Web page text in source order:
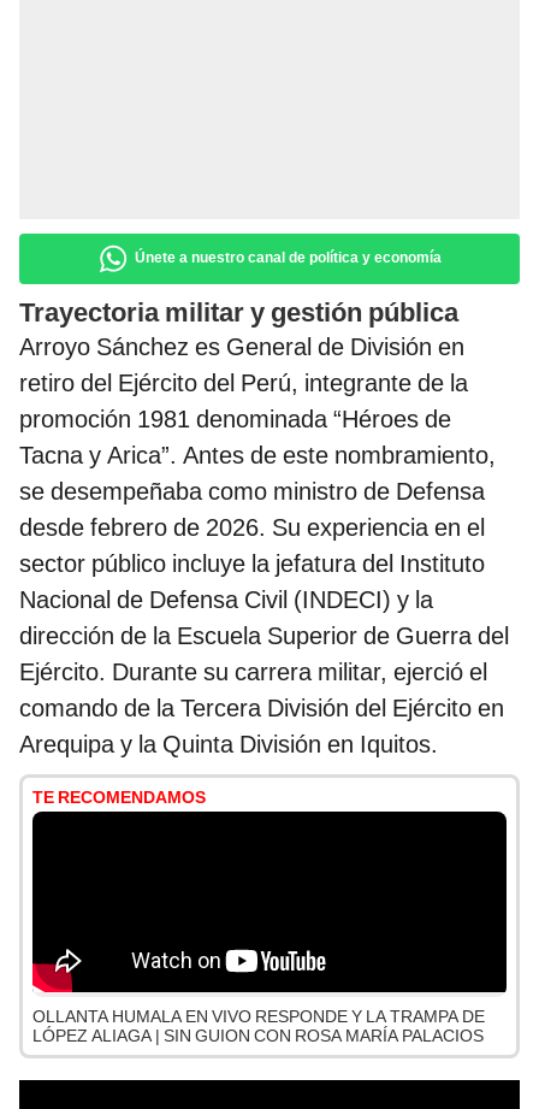
Únete a nuestro canal de política y economía
Trayectoria militar y gestión pública
Arroyo Sánchez es General de División en
retiro del Ejército del Perú, integrante de la
promoción 1981 denominada “Héroes de
Tacna y Arica”. Antes de este nombramiento,
se desempeñaba como ministro de Defensa
desde febrero de 2026. Su experiencia en el
sector público incluye la jefatura del Instituto
Nacional de Defensa Civil (INDECI) y la
dirección de la Escuela Superior de Guerra del
Ejército. Durante su carrera militar, ejerció el
comando de la Tercera División del Ejército en
Arequipa y la Quinta División en Iquitos.
TE RECOMENDAMOS
OLLANTA HUMALA EN VIVO RESPONDE Y LA TRAMPA DE
LÓPEZ ALIAGA | SIN GUION CON ROSA MARÍA PALACIOS